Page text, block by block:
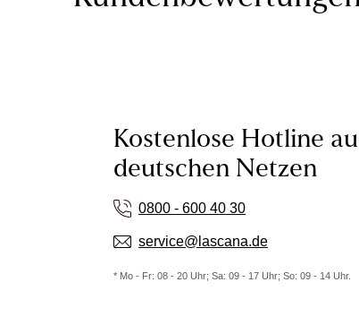
Kostenlose Hotline
deutschen Netzen
0800 - 600 40 30
service@lascana.de
* Mo - Fr: 08 - 20 Uhr; Sa: 09 - 17 Uhr; So: 09 - 14 Uhr.